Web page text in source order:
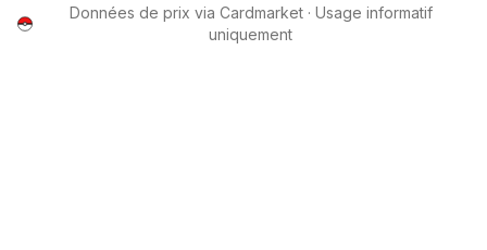
Données de prix via Cardmarket · Usage informatif
uniquement